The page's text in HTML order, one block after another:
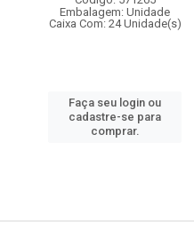
Embalagem: Unidade
Caixa Com: 24 Unidade(s)
Faça seu login ou
cadastre-se para
comprar.